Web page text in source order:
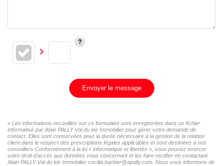
Envoyer le message
« Les informations recueillies sur ce formulaire sont enregistrées dans un fichier
informatisé par Alain PALLY Val du loir Immobilier pour gérer votre demande de
contact. Elles sont conservées pour la durée nécessaire à la gestion de la relation
client dans le respect des prescriptions légales applicables et sont destinées à nos
conseillers Conformément à la loi « informatique et libertés », vous pouvez exercer
votre droit d'accès aux données vous concernant et les faire rectifier en contactant
Alain PALLY Val du loir Immobilier cecilia.barbier@apally.com. Nous vous informons de